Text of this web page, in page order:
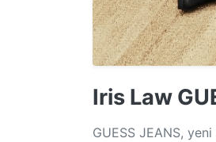
Iris Law
GUESS JEANS,